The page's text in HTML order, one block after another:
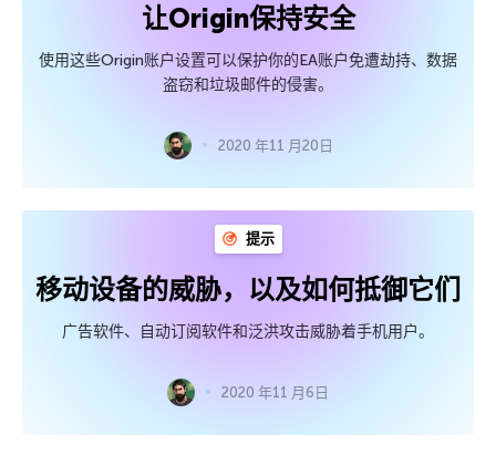
让Origin保持安全
使用这些Origin账户设置可以保护你的EA账户免遭劫持、数据
盗窃和垃圾邮件的侵害。
2020 年11 月20日
提示
移动设备的威胁，以及如何抵御它们
广告软件、自动订阅软件和泛洪攻击威胁着手机用户。
2020 年11 月6日